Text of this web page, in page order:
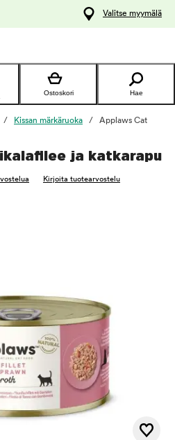
Valitse myymälä
Ostoskori Hae
Kissan märkäruoka
Applaws Cat
ja katkarapu
Kirjoita tuotearvostelu